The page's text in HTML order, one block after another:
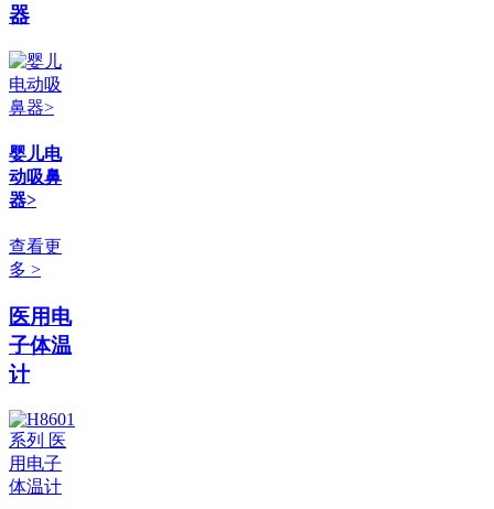
器
婴儿电
动吸鼻
器>
查看更
多 >
医用电
子体温
计